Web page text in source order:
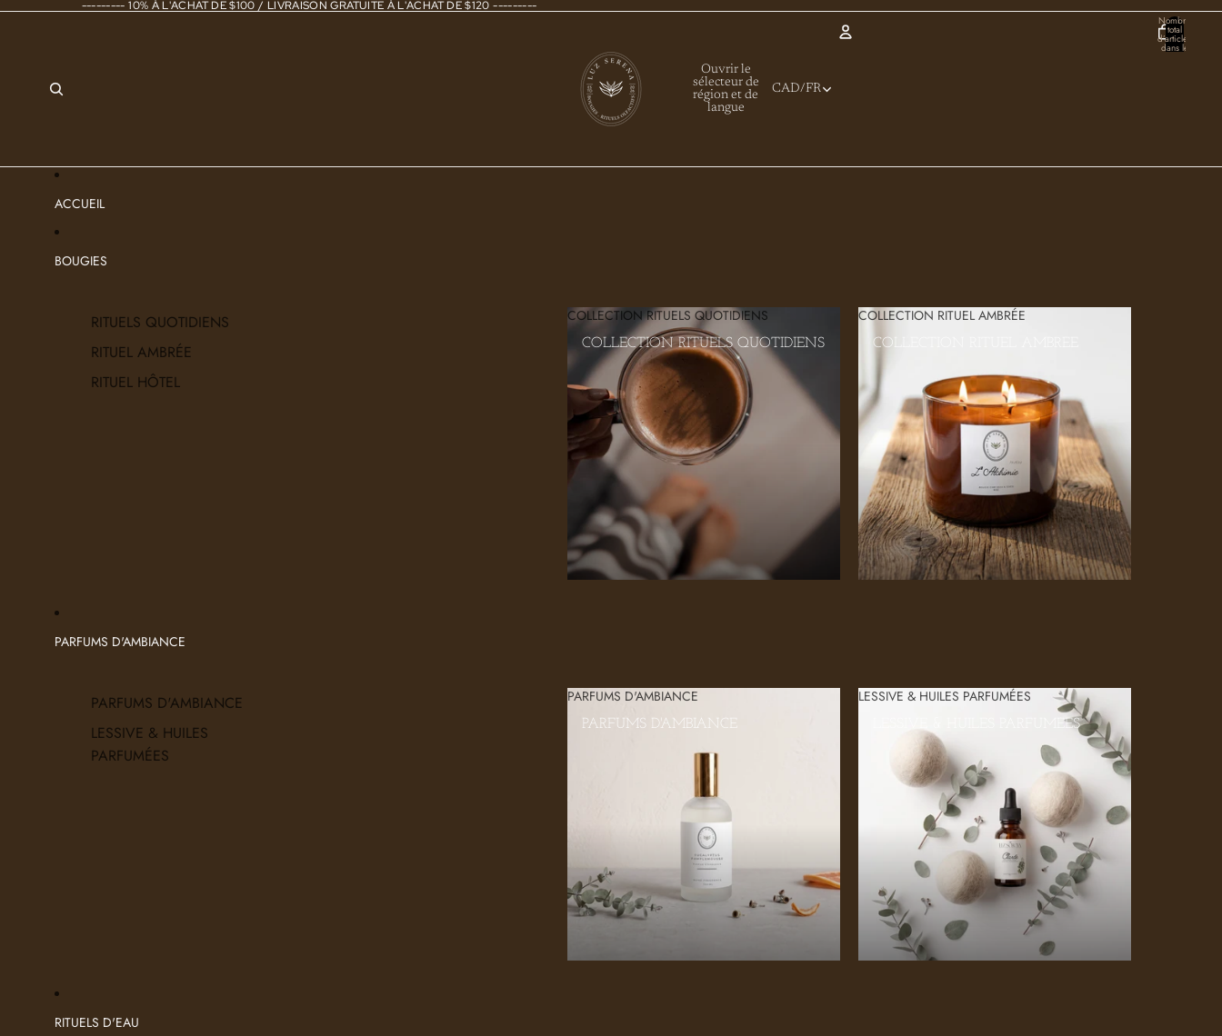
--------- 10% À L'ACHAT DE $100 / LIVRAISON GRATUITE À L'ACHAT DE $120 ---------
Ouvrir le
sélecteur de
région et de
langue
CAD/FR
Nombre
total
d’articles
dans le
panier:
ACCUEIL
BOUGIES
RITUELS QUOTIDIENS
RITUEL AMBRÉE
RITUEL HÔTEL
COLLECTION RITUELS QUOTIDIENS
COLLECTION RITUELS QUOTIDIENS
COLLECTION RITUEL AMBRÉE
COLLECTION RITUEL AMBRÉE
PARFUMS D'AMBIANCE
PARFUMS D'AMBIANCE
LESSIVE & HUILES
PARFUMÉES
PARFUMS D'AMBIANCE
PARFUMS D'AMBIANCE
LESSIVE & HUILES PARFUMÉES
LESSIVE & HUILES PARFUMÉES
RITUELS D'EAU